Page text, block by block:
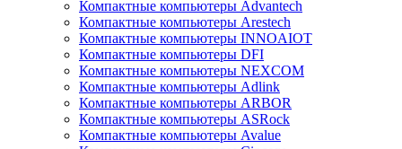
Компактные компьютеры Advantech
Компактные компьютеры Arestech
Компактные компьютеры INNOAIOT
Компактные компьютеры DFI
Компактные компьютеры NEXCOM
Компактные компьютеры Adlink
Компактные компьютеры ARBOR
Компактные компьютеры ASRock
Компактные компьютеры Avalue